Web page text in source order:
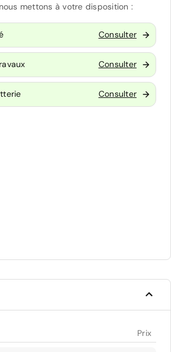
mettons à votre disposition :
Consulter
Consulter
Consulter
Prix